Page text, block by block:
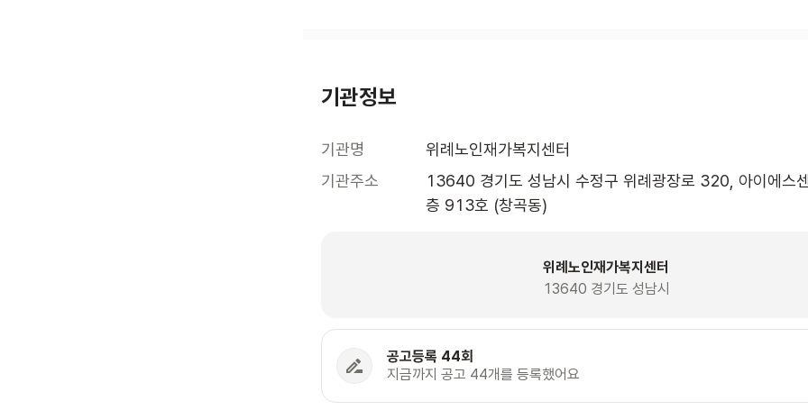
기관정보
기관명
위례노인재가복지센터
기관주소
13640 경기도 성남시 수정구 위례광장로 320, 아이에스
층 913호 (창곡동)
위례노인재가복지센터
13640 경기도 성남시
공고등록 44회
지금까지 공고 44개를 등록했어요